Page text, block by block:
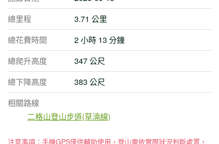
總里程
3.71 公里
總花費時間
2 小時 13 分鐘
總爬升高度
347 公尺
總下降高度
383 公尺
相關路線
二格山登山步道(草湳線)
注意事項：手機GPS僅供輔助使用，登山需依實際狀況判斷處置，